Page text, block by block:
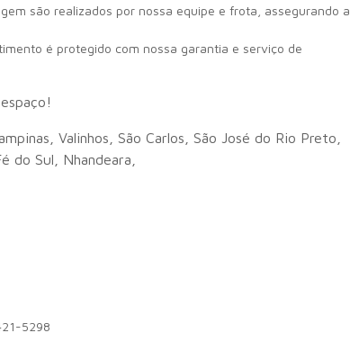
são realizados por nossa equipe e frota, assegurando a
é protegido com nossa garantia e serviço de
Valinhos, São Carlos, São José do Rio Preto,
do Sul, Nhandeara,
5298